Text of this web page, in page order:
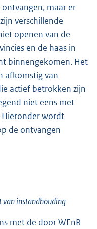
maar er
verschillende
openen van de
en de haas in
binnengekomen. Het
afkomstig van
actief betrokken zijn
niet eens met
wordt
de ontvangen
van instandhouding
met de door WEnR